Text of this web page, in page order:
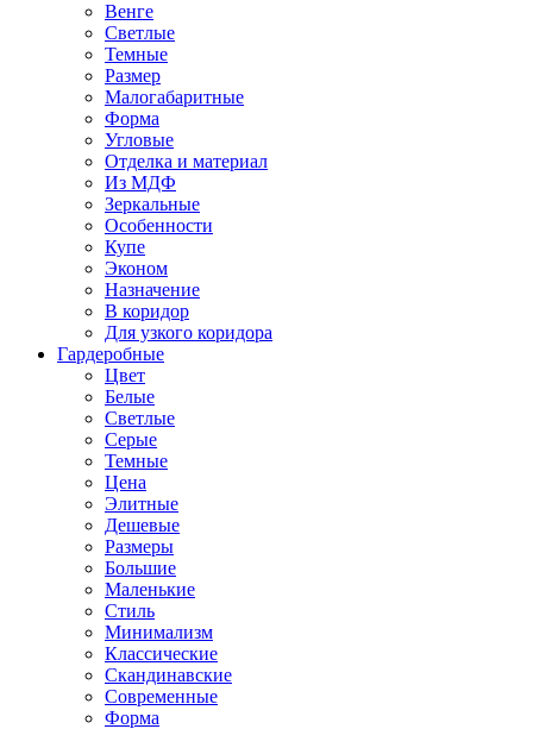
Венге
Светлые
Темные
Размер
Малогабаритные
Форма
Угловые
Отделка и материал
Из МДФ
Зеркальные
Особенности
Купе
Эконом
Назначение
В коридор
Для узкого коридора
Гардеробные
Цвет
Белые
Светлые
Серые
Темные
Цена
Элитные
Дешевые
Размеры
Большие
Маленькие
Стиль
Минимализм
Классические
Скандинавские
Современные
Форма